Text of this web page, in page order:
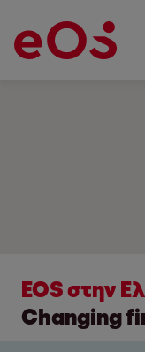
EOS στην
Changing